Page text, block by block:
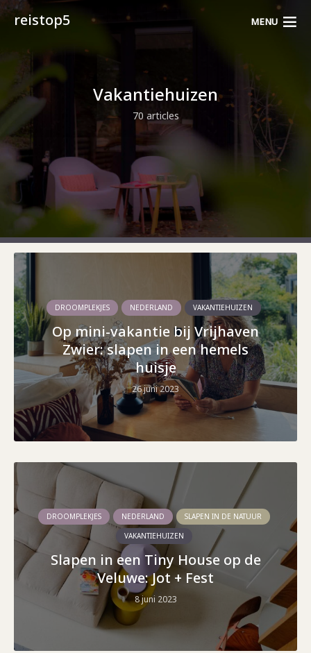
reistop5 MENU
Vakantiehuizen
70 articles
DROOMPLEKJES NEDERLAND VAKANTIEHUIZEN
Op mini-vakantie bij Vrijhaven
Zwier: slapen in een hemels
huisje
26 juni 2023
DROOMPLEKJES NEDERLAND
SLAPEN IN DE NATUUR
VAKANTIEHUIZEN
Slapen in een Tiny House op de
Veluwe: Jot + Fest
8 juni 2023